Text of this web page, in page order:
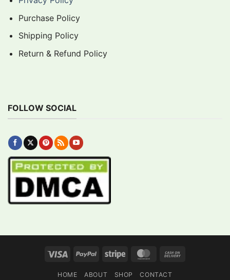
Purchase Policy
Shipping Policy
Return & Refund Policy
FOLLOW SOCIAL
Visa PayPal Stripe MasterCard
HOME ABOUT SHOP CONTACT